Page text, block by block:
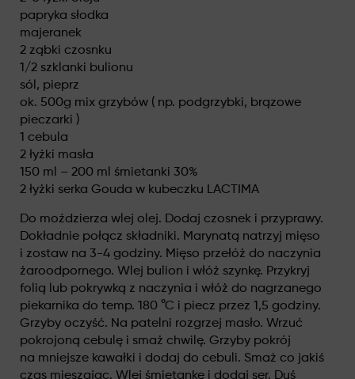
papryka słodka
majeranek
2 ząbki czosnku
1/2 szklanki bulionu
sól, pieprz
ok. 500g mix grzybów ( np. podgrzybki, brązowe
pieczarki )
1 cebula
2 łyżki masła
150 ml – 200 ml śmietanki 30%
2 łyżki serka Gouda w kubeczku LACTIMA
Do moździerza wlej olej. Dodaj czosnek i przyprawy.
Dokładnie połącz składniki. Marynatą natrzyj mięso
i zostaw na 3-4 godziny. Mięso przełóż do naczynia
żaroodpornego. Wlej bulion i włóż szynkę. Przykryj
folią lub pokrywką z naczynia i włóż do nagrzanego
piekarnika do temp. 180 °C i piecz przez 1,5 godziny.
Grzyby oczyść. Na patelni rozgrzej masło. Wrzuć
pokrojoną cebulę i smaż chwilę. Grzyby pokrój
na mniejsze kawałki i dodaj do cebuli. Smaż co jakiś
czas mieszając. Wlej śmietankę i dodaj ser. Duś